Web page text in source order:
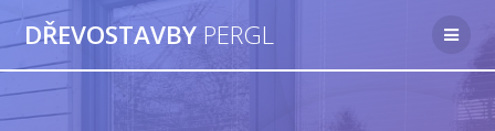
na
DŘEVOSTAVBY PERGL